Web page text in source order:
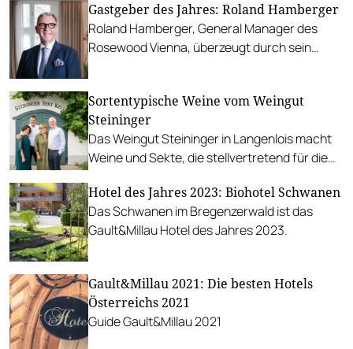
Gastgeber des Jahres: Roland Hamberger
Roland Hamberger, General Manager des
Rosewood Vienna, überzeugt durch sein
Sortentypische Weine vom Weingut
Steininger
Das Weingut Steininger in Langenlois macht
Weine und Sekte, die stellvertretend für die
Hotel des Jahres 2023: Biohotel Schwanen
Das Schwanen im Bregenzerwald ist das
Gault&Millau Hotel des Jahres 2023.
Gault&Millau 2021: Die besten Hotels
Österreichs 2021
Guide Gault&Millau 2021